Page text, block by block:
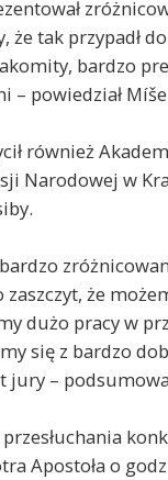
że tak przypadł
bardzo
– powiedział
również
Narodowej w
że
dużo pracy w
się z bardzo
jury –
Apostoła o